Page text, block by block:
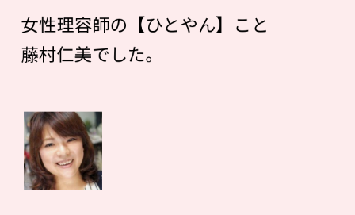
女性理容師の【ひとやん】こと
藤村仁美でした。